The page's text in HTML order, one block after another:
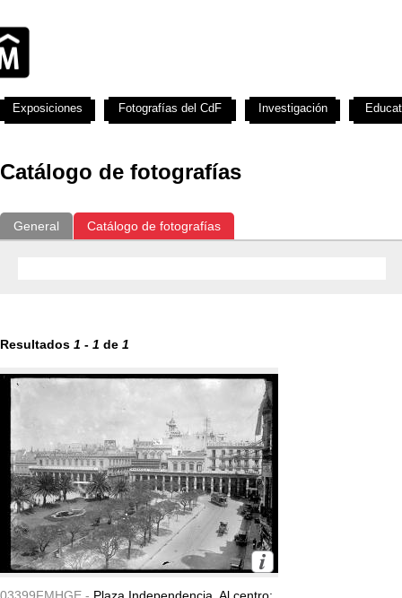
Catálogo de fotografías
General Catálogo de fotografías
Resultados 1 - 1 de 1
Exposiciones Fotografías del CdF Investigación